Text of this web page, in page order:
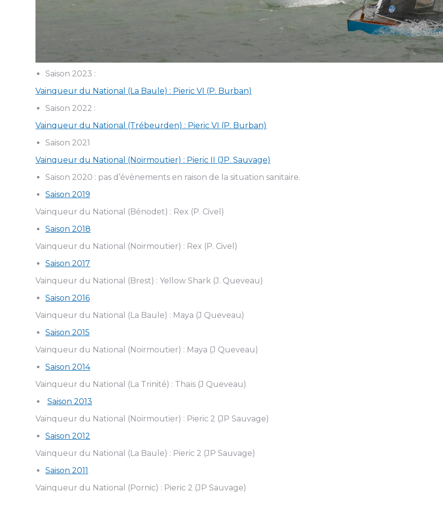
Saison 2023 :
Vainqueur du National (La Baule) : Pieric VI (P. Burban)
Saison 2022 :
Vainqueur du National (Trébeurden) : Pieric VI (P. Burban)
Saison 2021
Vainqueur du National (Noirmoutier) : Pieric II (JP. Sauvage)
Saison 2020 : pas d’évènements en raison de la situation sanitaire.
Saison 2019
Vainqueur du National (Bénodet) : Rex (P. Civel)
Saison 2018
Vainqueur du National (Noirmoutier) : Rex (P. Civel)
Saison 2017
Vainqueur du National (Brest) : Yellow Shark (J. Queveau)
Saison 2016
Vainqueur du National (La Baule) : Maya (J Queveau)
Saison 2015
Vainqueur du National (Noirmoutier) : Maya (J Queveau)
Saison 2014
Vainqueur du National (La Trinité) : Thaïs (J Queveau)
Saison 2013
Vainqueur du National (Noirmoutier) : Pieric 2 (JP Sauvage)
Saison 2012
Vainqueur du National (La Baule) : Pieric 2 (JP Sauvage)
Saison 2011
Vainqueur du National (Pornic) : Pieric 2 (JP Sauvage)